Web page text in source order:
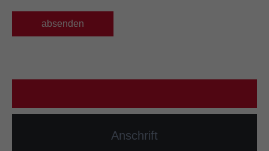
absenden
Anschrift